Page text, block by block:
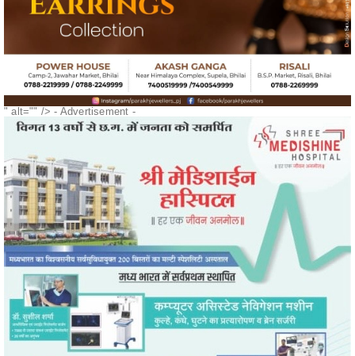
" alt="" />- Advertisement -